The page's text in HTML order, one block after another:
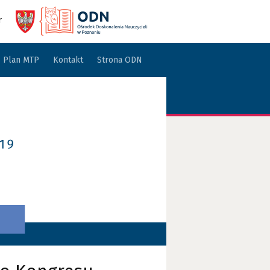
Plan MTP Kontakt Strona ODN